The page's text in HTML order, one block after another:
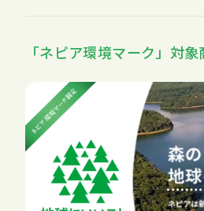
「ネピア環境マーク」対象